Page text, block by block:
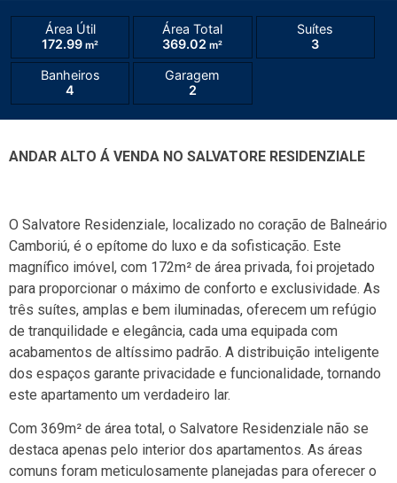
Área Útil
172.99 m²
Área Total
369.02 m²
Suítes
3
Banheiros
4
Garagem
2
ANDAR ALTO Á VENDA NO SALVATORE RESIDENZIALE
O Salvatore Residenziale, localizado no coração de Balneário
Camboriú, é o epítome do luxo e da sofisticação. Este
magnífico imóvel, com 172m² de área privada, foi projetado
para proporcionar o máximo de conforto e exclusividade. As
três suítes, amplas e bem iluminadas, oferecem um refúgio
de tranquilidade e elegância, cada uma equipada com
acabamentos de altíssimo padrão. A distribuição inteligente
dos espaços garante privacidade e funcionalidade, tornando
este apartamento um verdadeiro lar.
Com 369m² de área total, o Salvatore Residenziale não se
destaca apenas pelo interior dos apartamentos. As áreas
comuns foram meticulosamente planejadas para oferecer o